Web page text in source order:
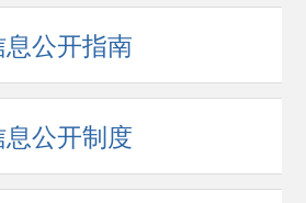
息公开指南
息公开制度